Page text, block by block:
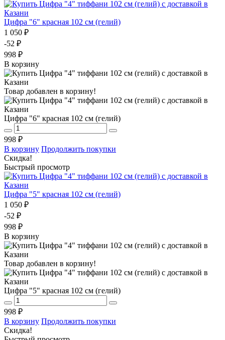
Цифра "6" красная 102 см (гелий)
1 050 ₽
-52 ₽
998 ₽
В корзину
Товар добавлен в корзину!
Цифра "6" красная 102 см (гелий)
998 ₽
В корзину Продолжить покупки
Скидка!
Быстрый просмотр
Цифра "5" красная 102 см (гелий)
1 050 ₽
-52 ₽
998 ₽
В корзину
Товар добавлен в корзину!
Цифра "5" красная 102 см (гелий)
998 ₽
В корзину Продолжить покупки
Скидка!